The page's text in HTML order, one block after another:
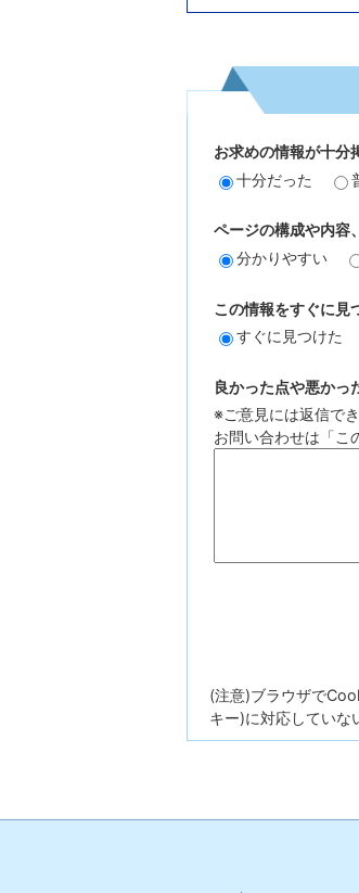
お求めの情報が十分
十分だった
ページの構成や内容
分かりやすい
この情報をすぐに見
すぐに見つけた
良かった点や悪か
※ご意見には返信で
お問い合わせは「こ
(注意)ブラウザで
キー)に対応していな